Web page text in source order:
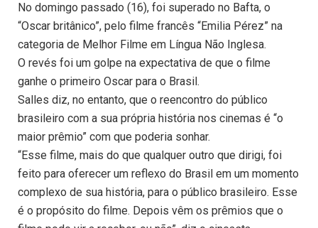
No domingo passado (16), foi superado no Bafta, o
“Oscar britânico”, pelo filme francês “Emilia Pérez” na
categoria de Melhor Filme em Língua Não Inglesa.
O revés foi um golpe na expectativa de que o filme
ganhe o primeiro Oscar para o Brasil.
Salles diz, no entanto, que o reencontro do público
brasileiro com a sua própria história nos cinemas é “o
maior prêmio” com que poderia sonhar.
“Esse filme, mais do que qualquer outro que dirigi, foi
feito para oferecer um reflexo do Brasil em um momento
complexo de sua história, para o público brasileiro. Esse
é o propósito do filme. Depois vêm os prêmios que o